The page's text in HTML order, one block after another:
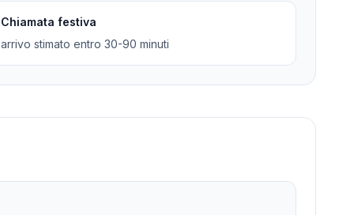
Chiamata festiva
arrivo stimato entro 30-90 minuti